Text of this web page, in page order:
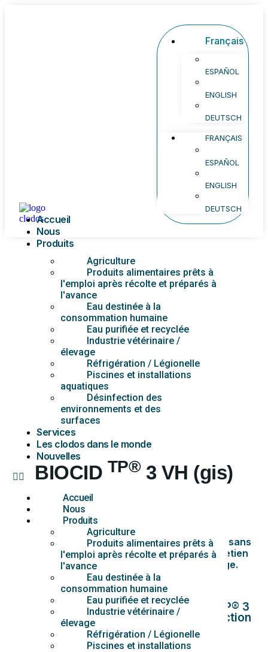
Accueil
Nous
Produits
Agriculture
Produits alimentaires prêts à
l'emploi après récolte et préparés à
l'avance
Eau destinée à la
consommation humaine
Eau purifiée et recyclée
Industrie vétérinaire /
élevage
Réfrigération / Légionelle
Piscines et installations
aquatiques
Désinfection des
environnements et des
surfaces
Services
Les clodos dans le monde
Nouvelles
Accueil
Nous
Produits
Agriculture
Produits alimentaires prêts à
l'emploi après récolte et préparés à
l'avance
Eau destinée à la
consommation humaine
Eau purifiée et recyclée
Industrie vétérinaire /
élevage
Réfrigération / Légionelle
Piscines et installations
Français
ESPAÑOL
ENGLISH
DEUTSCH
FRANÇAIS
ESPAÑOL
ENGLISH
DEUTSCH
BIOCID TP®3 VH (gis)
Industrie de l'élevage et des
services vétérinaires
Assainissement et désinfection vétérinaires sans
contact avec les animaux, optimisant l'entretien
et la biosécurité des installations d'élevage.
Biocide généré in situ
Avantages de l'utilisation de BIOCID TP® 3
VH (gis) dans le processus de désinfection
du bétail